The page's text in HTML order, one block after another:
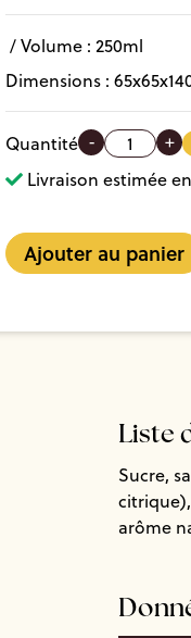
/ Volume :250ml
Dimensions :65x65x
Quantité - +
Livraison estimée
Liste
Sucre,
arôme